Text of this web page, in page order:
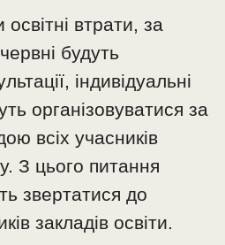
втрати, за
будуть
індивідуальні
організовуватися за
всіх учасників
З цього питання
звертатися до
закладів освіти.